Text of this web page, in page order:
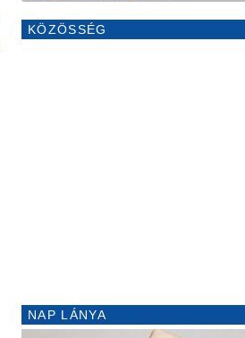
KÖZÖSSÉG
NAP LÁNYA